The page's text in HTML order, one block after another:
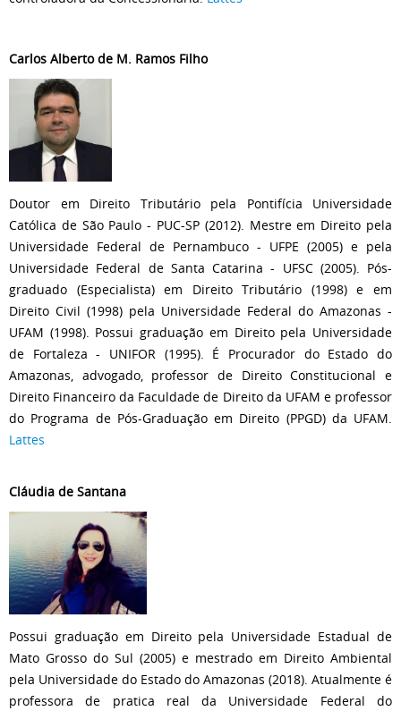
Carlos Alberto de M. Ramos Filho
Doutor em Direito Tributário pela Pontifícia Universidade
Católica de São Paulo - PUC-SP (2012). Mestre em Direito pela
Universidade Federal de Pernambuco - UFPE (2005) e pela
Universidade Federal de Santa Catarina - UFSC (2005). Pós-
graduado (Especialista) em Direito Tributário (1998) e em
Direito Civil (1998) pela Universidade Federal do Amazonas -
UFAM (1998). Possui graduação em Direito pela Universidade
de Fortaleza - UNIFOR (1995). É Procurador do Estado do
Amazonas, advogado, professor de Direito Constitucional e
Direito Financeiro da Faculdade de Direito da UFAM e professor
do Programa de Pós-Graduação em Direito (PPGD) da UFAM.
Lattes
Cláudia de Santana
Possui graduação em Direito pela Universidade Estadual de
Mato Grosso do Sul (2005) e mestrado em Direito Ambiental
pela Universidade do Estado do Amazonas (2018). Atualmente é
professora de pratica real da Universidade Federal do